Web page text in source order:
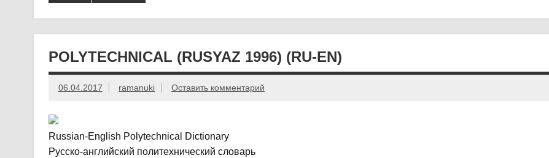
POLYTECHNICAL (RUSYAZ 1996) (RU-EN)
06.04.2017 ramanuki Оставить комментарий
Russian-English Polytechnical Dictionary
Русско-английский политехнический словарь